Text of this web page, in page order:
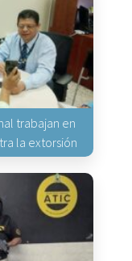
trabajan en
la extorsión